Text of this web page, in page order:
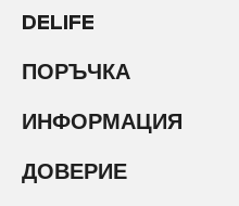
DELIFE
ПОРЪЧКА
ИНФОРМАЦИЯ
ДОВЕРИЕ